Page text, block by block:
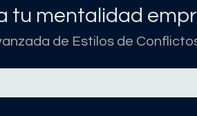
tu mentalidad
de Estilos de